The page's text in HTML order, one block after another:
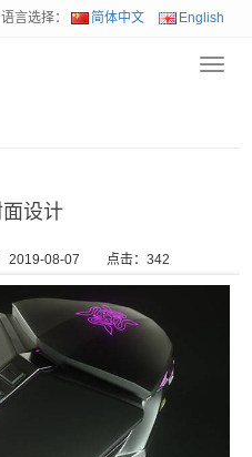
语言选择： 简体中文 English
设计
2019-08-07 点击： 342